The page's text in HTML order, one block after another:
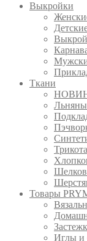
Выкройки
Ткани
Товары
Иглы и